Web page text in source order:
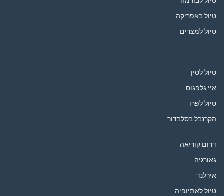
טיול באפריקה
טיול למצרים
טיול לסין
איי גלפגוס
טיול לפרו
הקרנבל בסלבדור
דרום קוריאה
גאורגיה
אירלנד
טיול לאתיופיה